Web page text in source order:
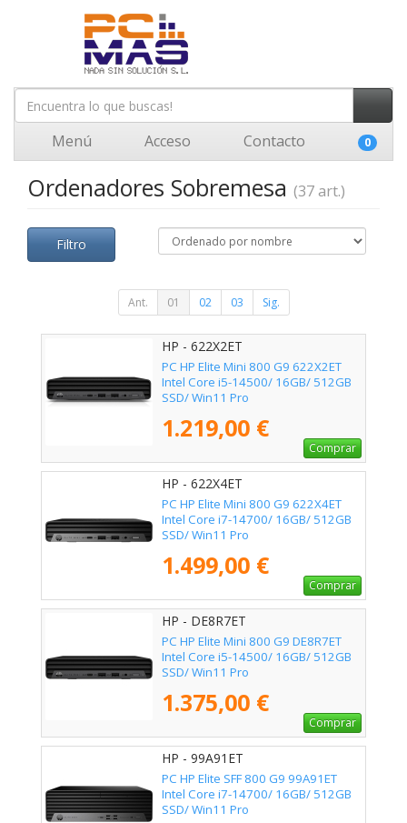
Menú Acceso Contacto 0
Ordenadores Sobremesa (37 art.)
Filtro
Ant. 01 02 03 Sig.
HP - 622X2ET
PC HP Elite Mini 800 G9 622X2ET
Intel Core i5-14500/ 16GB/ 512GB
SSD/ Win11 Pro
1.219,00 €
Comprar
HP - 622X4ET
PC HP Elite Mini 800 G9 622X4ET
Intel Core i7-14700/ 16GB/ 512GB
SSD/ Win11 Pro
1.499,00 €
Comprar
HP - DE8R7ET
PC HP Elite Mini 800 G9 DE8R7ET
Intel Core i5-14500/ 16GB/ 512GB
SSD/ Win11 Pro
1.375,00 €
Comprar
HP - 99A91ET
PC HP Elite SFF 800 G9 99A91ET
Intel Core i7-14700/ 16GB/ 512GB
SSD/ Win11 Pro